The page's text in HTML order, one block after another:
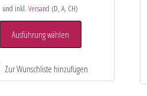
und inkl.Versand (D, A, CH)
Ausführung wählen